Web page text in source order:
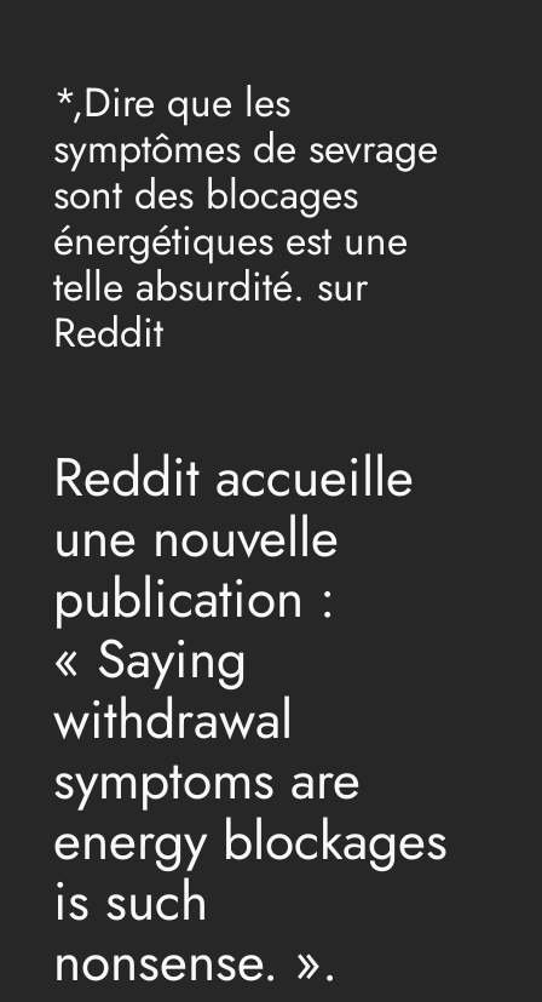
contenu*,Dire que les
symptômes de sevrage
sont des blocages
énergétiques est une
telle absurdité. sur
Reddit
Reddit accueille
une nouvelle
publication :
« Saying
withdrawal
symptoms are
energy blockages
is such
nonsense. ».